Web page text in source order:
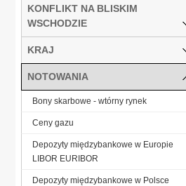
KONFLIKT NA BLISKIM
WSCHODZIE
KRAJ
NOTOWANIA
Bony skarbowe - wtórny rynek
Ceny gazu
Depozyty międzybankowe w Europie
LIBOR EURIBOR
Depozyty międzybankowe w Polsce